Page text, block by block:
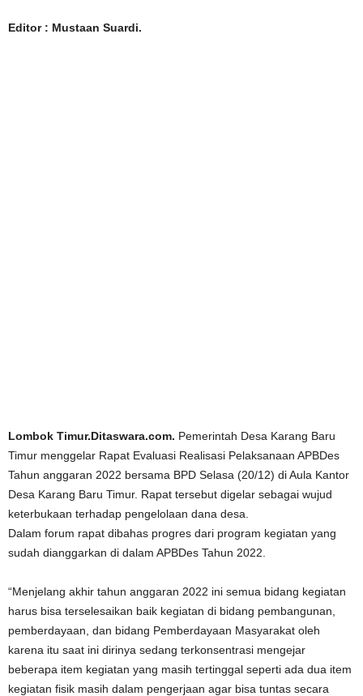
Editor : Mustaan Suardi.
Lombok Timur.Ditaswara.com. Pemerintah Desa Karang Baru
Timur menggelar Rapat Evaluasi Realisasi Pelaksanaan APBDes
Tahun anggaran 2022 bersama BPD Selasa (20/12) di Aula Kantor
Desa Karang Baru Timur. Rapat tersebut digelar sebagai wujud
keterbukaan terhadap pengelolaan dana desa.
Dalam forum rapat dibahas progres dari program kegiatan yang
sudah dianggarkan di dalam APBDes Tahun 2022.
“Menjelang akhir tahun anggaran 2022 ini semua bidang kegiatan
harus bisa terselesaikan baik kegiatan di bidang pembangunan,
pemberdayaan, dan bidang Pemberdayaan Masyarakat oleh
karena itu saat ini dirinya sedang terkonsentrasi mengejar
beberapa item kegiatan yang masih tertinggal seperti ada dua item
kegiatan fisik masih dalam pengerjaan agar bisa tuntas secara